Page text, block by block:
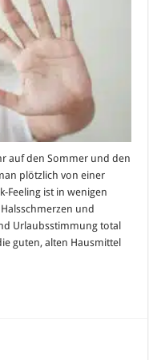
auf den Sommer und den
plötzlich von einer
Feeling ist in wenigen
und
Urlaubsstimmung total
guten, alten Hausmittel